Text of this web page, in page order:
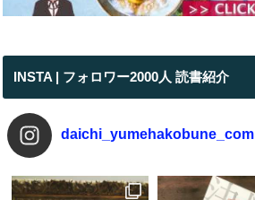
INSTA | フォロワー2000人 読書紹介
daichi_yumehakobune_com